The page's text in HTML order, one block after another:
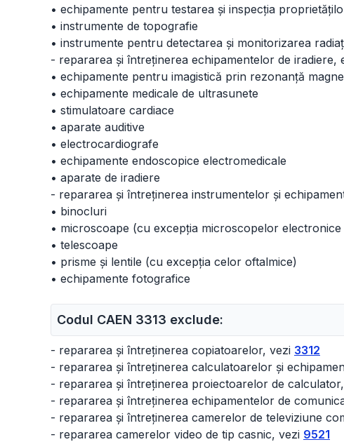
• echipamente pentru testarea și inspecția
• instrumente de topografie
• instrumente pentru detectarea și monitorizarea
- repararea și întreținerea echipamentelor de
• echipamente pentru imagistică prin rezonanță
• echipamente medicale de ultrasunete
• stimulatoare cardiace
• aparate auditive
• electrocardiografe
• echipamente endoscopice electromedicale
• aparate de iradiere
- repararea și întreținerea instrumentelor și
• binocluri
• microscoape (cu excepția microscopelor
• telescoape
• prisme și lentile (cu excepția celor oftalmice)
• echipamente fotografice
Codul CAEN 3313 exclude:
- repararea și întreținerea copiatoarelor, vezi 3312
- repararea și întreținerea calculatoarelor și
- repararea și întreținerea proiectoarelor de
- repararea și întreținerea echipamentelor de
- repararea și întreținerea camerelor de televiziune
- repararea camerelor video de tip casnic, vezi 9521